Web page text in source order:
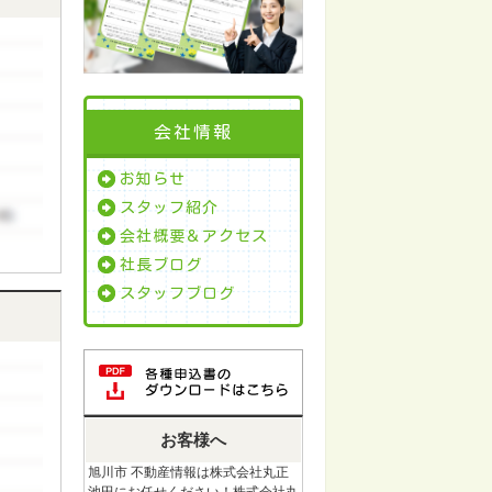
会社情報
お知らせ
スタッフ紹介
会社概要＆アクセス
社長ブログ
スタッフブログ
お客様へ
旭川市 不動産情報は株式会社丸正